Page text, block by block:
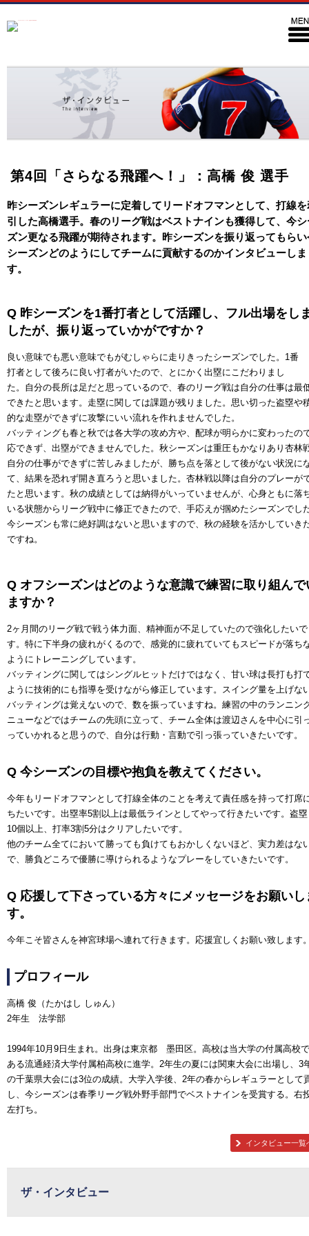
第4回「さらなる飛躍へ！」：高橋 俊 選手
昨シーズンレギュラーに定着してリードオフマンとして、打線を
引した高橋選手。春のリーグ戦はベストナインも獲得して、今シ
ズン更なる飛躍が期待されます。昨シーズンを振り返ってもらい
シーズンどのようにしてチームに貢献するのかインタビューしま
す。
Q 昨シーズンを1番打者として活躍し、フル出場をし
したが、振り返っていかがですか？
良い意味でも悪い意味でもがむしゃらに走りきったシーズンでした。1番
打者として後ろに良い打者がいたので、とにかく出塁にこだわりまし
た。自分の長所は足だと思っているので、春のリーグ戦は自分の仕事は最
できたと思います。走塁に関しては課題が残りました。思い切った盗塁や
的な走塁ができずに攻撃にいい流れを作れませんでした。
バッティングも春と秋では各大学の攻め方や、配球が明らかに変わったの
応できず、出塁ができませんでした。秋シーズンは重圧もかなりあり杏林
自分の仕事ができずに苦しみましたが、勝ち点を落として後がない状況に
て、結果を恐れず開き直ろうと思いました。杏林戦以降は自分のプレーが
たと思います。秋の成績としては納得がいっていませんが、心身ともに落
いる状態からリーグ戦中に修正できたので、手応えが掴めたシーズンでし
今シーズンも常に絶好調はないと思いますので、秋の経験を活かしていき
ですね。
Q オフシーズンはどのような意識で練習に取り組んで
ますか？
2ヶ月間のリーグ戦で戦う体力面、精神面が不足していたので強化したいで
す。特に下半身の疲れがくるので、感覚的に疲れていてもスピードが落ち
ようにトレーニングしています。
バッティングに関してはシングルヒットだけではなく、甘い球は長打も打
ように技術的にも指導を受けながら修正しています。スイング量を上げな
バッティングは覚えないので、数を振っていますね。練習の中のランニン
ニューなどではチームの先頭に立って、チーム全体は渡辺さんを中心に引
っていかれると思うので、自分は行動・言動で引っ張っていきたいです。
Q 今シーズンの目標や抱負を教えてください。
今年もリードオフマンとして打線全体のことを考えて責任感を持って打席
ちたいです。出塁率5割以上は最低ラインとしてやって行きたいです。盗
10個以上、打率3割5分はクリアしたいです。
他のチーム全てにおいて勝っても負けてもおかしくないほど、実力差はな
で、勝負どころで優勝に導けられるようなプレーをしていきたいです。
Q 応援して下さっている方々にメッセージをお願いし
す。
今年こそ皆さんを神宮球場へ連れて行きます。応援宜しくお願い致します
プロフィール
高橋 俊（たかはし しゅん）
2年生 法学部
1994年10月9日生まれ。出身は東京都 墨田区。高校は当大学の付属高校
ある流通経済大学付属柏高校に進学。2年生の夏には関東大会に出場し、3
の千葉県大会には3位の成績。大学入学後、2年の春からレギュラーとして
し、今シーズンは春季リーグ戦外野手部門でベストナインを受賞する。右
左打ち。
インタビュー一覧
ザ・インタビュー